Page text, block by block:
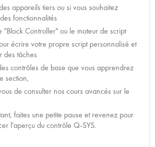
appareils tiers ou si vous souhaitez
fonctionnalités
"Block Controller" ou le moteur de script
écrire votre propre script personnalisé et
des tâches
contrôles de base que vous apprendrez
section,
de consulter nos cours avancés sur le
faites une petite pause et revenez pour
l'aperçu du contrôle Q-SYS.